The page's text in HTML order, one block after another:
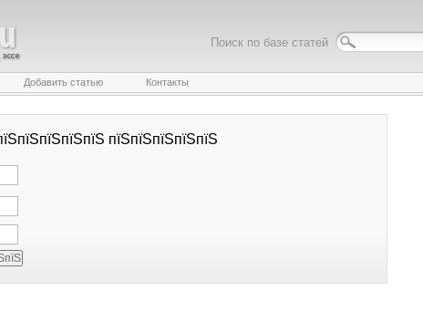
Поиск по базе статей
Добавить статью Контакты
пїЅпїЅпїЅпїЅпїЅ